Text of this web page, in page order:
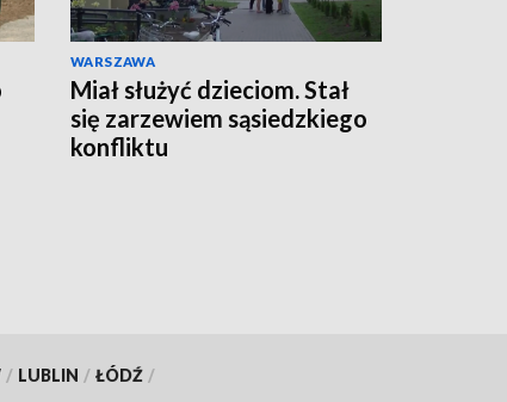
WARSZAWA
Miał służyć dzieciom. Stał
się zarzewiem sąsiedzkiego
konfliktu
/ LUBLIN / ŁÓDŹ /